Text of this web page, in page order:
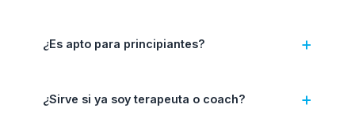
¿Es apto para principiantes? +
¿Sirve si ya soy terapeuta o coach? +